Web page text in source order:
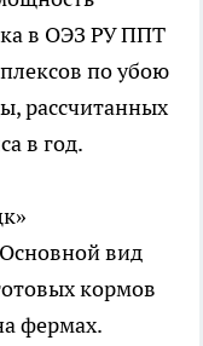
в ОЭЗ РУ ППТ
по убою
рассчитанных
в год.
Основной вид
кормов
фермах.